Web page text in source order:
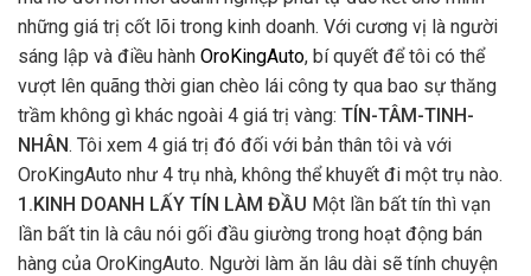
những giá trị cốt lõi trong kinh doanh. Với cương vị là người
sáng lập và điều hành OroKingAuto, bí quyết để tôi có thể
vượt lên quãng thời gian chèo lái công ty qua bao sự thăng
trầm không gì khác ngoài 4 giá trị vàng: TÍN-TÂM-TINH-
NHÂN. Tôi xem 4 giá trị đó đối với bản thân tôi và với
OroKingAuto như 4 trụ nhà, không thể khuyết đi một trụ nào.
1.KINH DOANH LẤY TÍN LÀM ĐẦU Một lần bất tín thì vạn
lần bất tin là câu nói gối đầu giường trong hoạt động bán
hàng của OroKingAuto. Người làm ăn lâu dài sẽ tính chuyện